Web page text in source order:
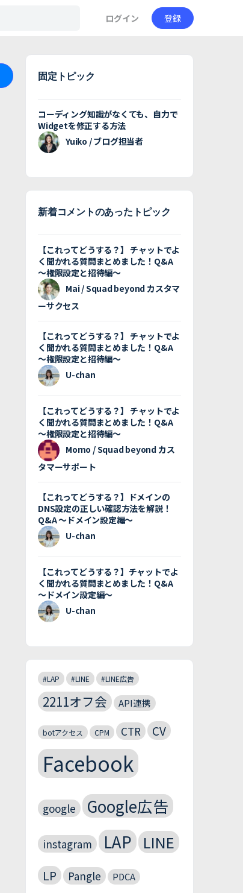
ログイン 登録
固定トピック
コーディング知識がなくても、自力で
Widgetを修正する方法
Yuiko / ブログ担当者
新着コメントのあったトピック
【これってどうする？】 チャットでよ
く聞かれる質問まとめました！Q&A
〜権限設定と招待編〜
Mai / Squad beyond カスタマ
ーサクセス
【これってどうする？】 チャットでよ
く聞かれる質問まとめました！Q&A
〜権限設定と招待編〜
U-chan
【これってどうする？】 チャットでよ
く聞かれる質問まとめました！Q&A
〜権限設定と招待編〜
Momo / Squad beyond カス
タマーサポート
【これってどうする？】ドメインの
DNS設定の正しい確認方法を解説！
Q&A 〜ドメイン設定編〜
U-chan
【これってどうする？】チャットでよ
く聞かれる質問まとめました！Q&A
〜ドメイン設定編〜
U-chan
#LAP #LINE #LINE広告
2211オフ会 API連携
botアクセス CPM CTR CV
Facebook
google Google広告
instagram LAP LINE
LP Pangle PDCA